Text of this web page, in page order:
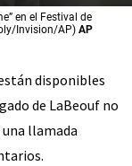
en el Festival de
Invision/AP) AP
disponibles
de LaBeouf no
llamada